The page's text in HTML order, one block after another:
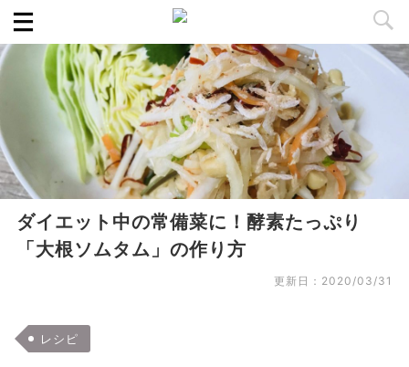
ダイエット中の常備菜に！酵素たっぷり
「大根ソムタム」の作り方
更新日： 2020/03/31
レシピ